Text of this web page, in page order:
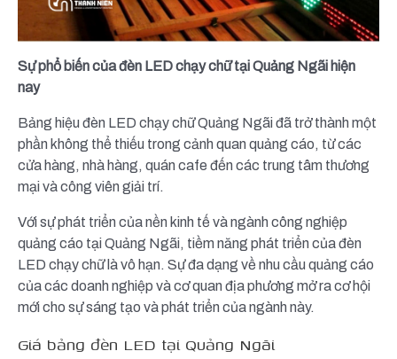
Sự phổ biến của đèn LED chạy chữ tại Quảng Ngãi hiện
nay
Bảng hiệu đèn LED chạy chữ Quảng Ngãi đã trở thành một
phần không thể thiếu trong cảnh quan quảng cáo, từ các
cửa hàng, nhà hàng, quán cafe đến các trung tâm thương
mại và công viên giải trí.
Với sự phát triển của nền kinh tế và ngành công nghiệp
quảng cáo tại Quảng Ngãi, tiềm năng phát triển của đèn
LED chạy chữ là vô hạn. Sự đa dạng về nhu cầu quảng cáo
của các doanh nghiệp và cơ quan địa phương mở ra cơ hội
mới cho sự sáng tạo và phát triển của ngành này.
Giá bảng đèn LED tại Quảng Ngãi